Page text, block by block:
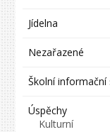
Jídelna
Nezařazené
Školní informační
Úspěchy
Kulturní